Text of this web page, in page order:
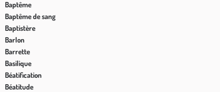
Baptême
Baptême de sang
Baptistère
Barlon
Barrette
Basilique
Béatification
Béatitude